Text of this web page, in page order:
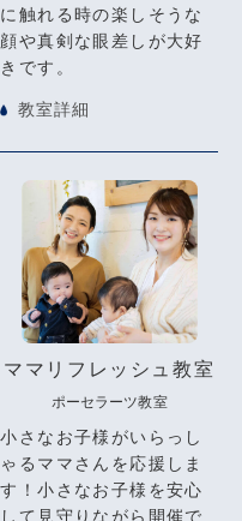
に触れる時の楽しそうな
顔や真剣な眼差しが大好
きです。
教室詳細
ママリフレッシュ教室
ポーセラーツ教室
小さなお子様がいらっし
ゃるママさんを応援しま
す！小さなお子様を安心
して見守りながら開催で